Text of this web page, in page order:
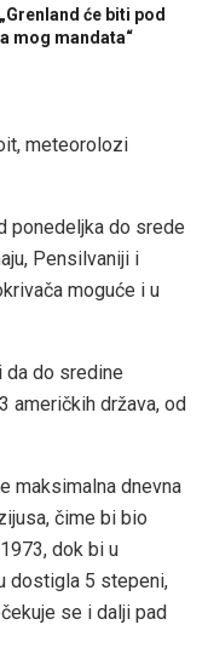
će biti pod
mog mandata“
meteorolozi
ponedeljka do srede
Pensilvaniji i
moguće i u
da do sredine
američkih država, od
maksimalna dnevna
čime bi bio
dok bi u
dostigla 5 stepeni,
se i dalji pad